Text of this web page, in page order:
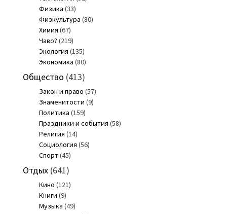
Физика (33)
Физкультура (80)
Химия (67)
Чаво? (219)
Экология (135)
Экономика (80)
Общество (413)
Закон и право (57)
Знаменитости (9)
Политика (159)
Праздники и события (58)
Религия (14)
Социология (56)
Спорт(45)
Отдых(641)
Кино (121)
Книги (9)
Музыка (49)